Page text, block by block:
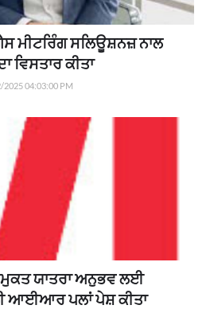
ਮੀਟਰਿੰਗ ਸਲਿਊਸ਼ਨਜ਼ ਨਾਲ
ਕੀਤਾ
2025 04:03:00 PM
ਮੁਕਤ ਯਾਤਰਾ ਅਨੁਭਵ ਲਈ
ਆਈਆਰ ਪਲਾਂ ਪੇਸ਼ ਕੀਤਾ